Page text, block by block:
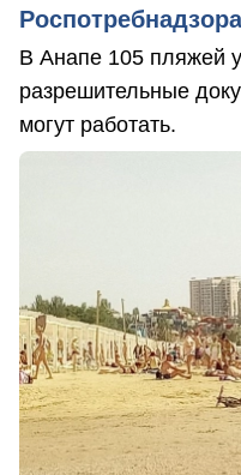
Роспотребнадзора
В Анапе 105 пляжей
разрешительные
могут работать.